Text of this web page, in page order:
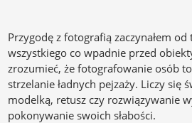
Przygodę z fotografią zaczynałem
wszystkiego co wpadnie przed
zrozumieć, że fotografowanie osób
strzelanie ładnych pejzaży. Liczy się
modelką, retusz czy rozwiązywanie
pokonywanie swoich słabości.